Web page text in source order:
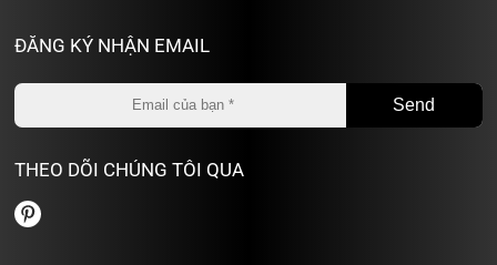
ĐĂNG KÝ NHẬN EMAIL
THEO DÕI CHÚNG TÔI QUA